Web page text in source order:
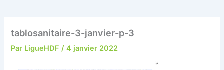
tablosanitaire-3-janvier-p-3
Par LigueHDF/4 janvier 2022